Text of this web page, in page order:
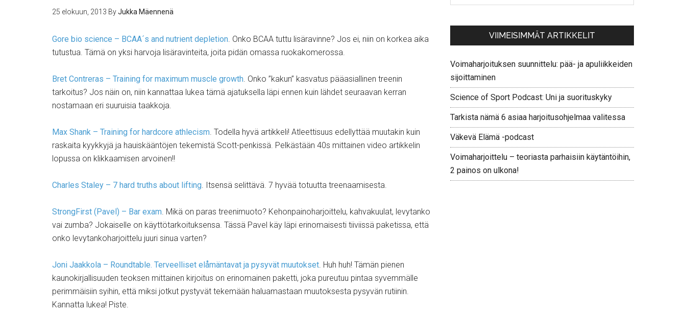
25 elokuun, 2013 ByJukka Mäennenä
Gore bio science – BCAA´s and nutrient depletion. Onko BCAA tuttu lisäravinne? Jos ei, niin on korkea aika
tutustua. Tämä on yksi harvoja lisäravinteita, joita pidän omassa ruokakomerossa.
Bret Contreras – Training for maximum muscle growth. Onko ”kakun” kasvatus pääasiallinen treenin
tarkoitus? Jos näin on, niin kannattaa lukea tämä ajatuksella läpi ennen kuin lähdet seuraavan kerran
nostamaan eri suuruisia taakkoja.
Max Shank – Training for hardcore athlecism. Todella hyvä artikkeli! Atleettisuus edellyttää muutakin kuin
raskaita kyykkyjä ja hauiskääntöjen tekemistä Scott-penkissä. Pelkästään 40s mittainen video artikkelin
lopussa on klikkaamisen arvoinen!!
Charles Staley – 7 hard truths about lifting. Itsensä selittävä. 7 hyvää totuutta treenaamisesta.
StrongFirst (Pavel) – Bar exam. Mikä on paras treenimuoto? Kehonpainoharjoittelu, kahvakuulat, levytanko
vai zumba? Jokaiselle on käyttötarkoituksensa. Tässä Pavel käy läpi erinomaisesti tiiviissä paketissa, että
onko levytankoharjoittelu juuri sinua varten?
Joni Jaakkola – Roundtable. Terveelliset elåmäntavat ja pysyvät muutokset. Huh huh! Tämän pienen
kaunokirjallisuuden teoksen mittainen kirjoitus on erinomainen paketti, joka pureutuu pintaa syvemmälle
perimmäisiin syihin, että miksi jotkut pystyvät tekemään haluamastaan muutoksesta pysyvän rutiinin.
Kannatta lukea! Piste.
VIIMEISIMMÄT ARTIKKELIT
Voimaharjoituksen suunnittelu: pää- ja apuliikkeiden
sijoittaminen
Science of Sport Podcast: Uni ja suorituskyky
Tarkista nämä 6 asiaa harjoitusohjelmaa valitessa
Väkevä Elämä -podcast
Voimaharjoittelu – teoriasta parhaisiin käytäntöihin,
2 painos on ulkona!